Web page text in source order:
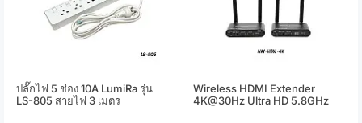
ปลั๊กไฟ 5 ช่อง 10A LumiRa รุ่น
LS-805 สายไฟ 3 เมตร
Wireless HDMI Extender
4K@30Hz Ultra HD 5.8GHz